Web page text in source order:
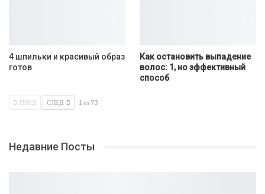
4 шпильки и красивый образ
готов
Как остановить выпадение
волос: 1, но эффективный
способ
ПРЕД СЛЕД 1 из 73
Недавние Посты